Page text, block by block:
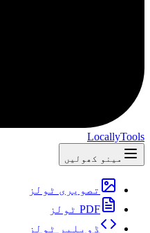
مینو کھولیں
تصویری ٹولز
PDF ٹولز
ڈویلپر ٹولز